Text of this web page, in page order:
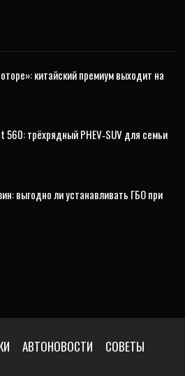
китайский премиум выходит на
560: трёхрядный PHEV‑SUV для семьи
выгодно ли устанавливать ГБО при
АВТОНОВОСТИ СОВЕТЫ